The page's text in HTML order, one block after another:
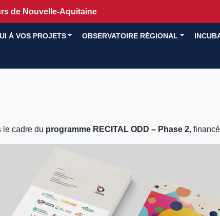
de Nouvelle-Aquitaine
À VOS PROJETS OBSERVATOIRE RÉGIONAL
le cadre du programme RECITAL ODD – Phase 2,